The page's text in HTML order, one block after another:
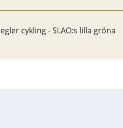
cykling - SLAO:s lilla gröna